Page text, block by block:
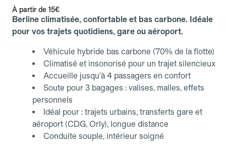
À partir de 15€
Berline climatisée, confortable et bas carbone. Idéale
pour vos trajets quotidiens, gare ou aéroport.
Véhicule hybride bas carbone (70% de la flotte)
Climatisé et insonorisé pour un trajet silencieux
Accueille jusqu'à 4 passagers en confort
Soute pour 3 bagages : valises, malles, effets
personnels
Idéal pour : trajets urbains, transferts gare et
aéroport (CDG, Orly), longue distance
Conduite souple, intérieur soigné